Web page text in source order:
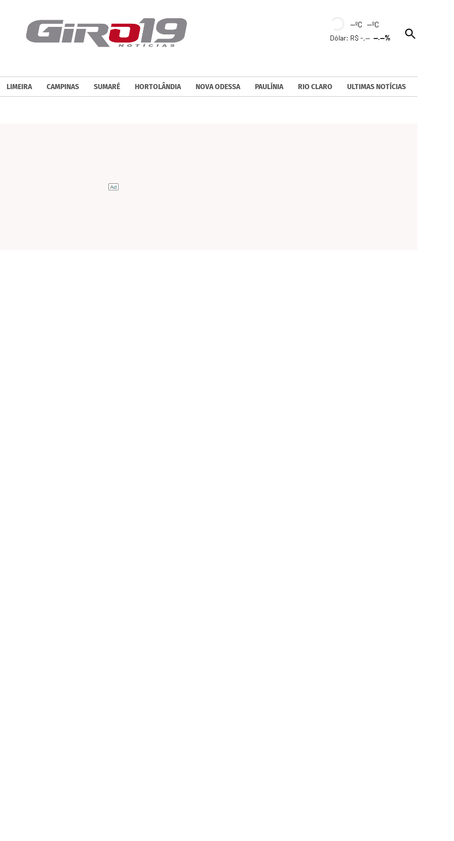
--ºC --ºC
Dólar: R$ -,----.--%
Open
Search
LIMEIRA CAMPINAS SUMARÉ HORTOLÂNDIA NOVA ODESSA PAULÍNIA RIO CLARO ULTIMAS NOTÍCIAS